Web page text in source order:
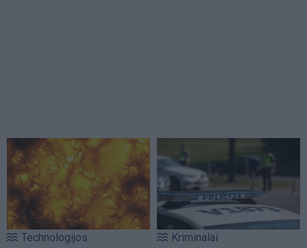
Technologijos Kriminalai